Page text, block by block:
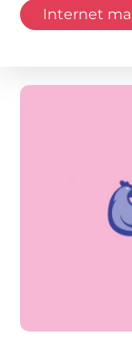
Internet